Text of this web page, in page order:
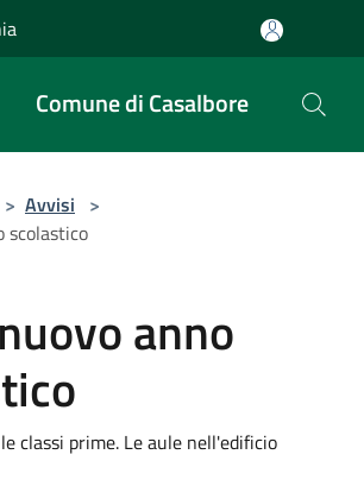
Comune di Casalbore
> Avvisi >
scolastico
anno
classi prime. Le aule nell'edificio